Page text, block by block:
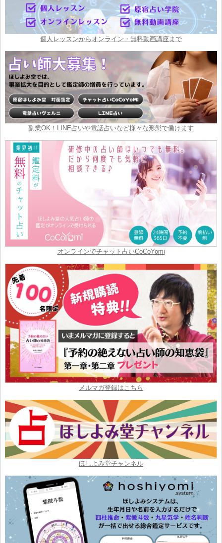
個人レッスンからオンライン・無料動画講座まで
副業OK！LINE占いや電話占いなど様々な形態で働けます
オンラインでチャット占いCoCoYomi
メルマガ登録はこちら
ほしよみ堂チャンネル